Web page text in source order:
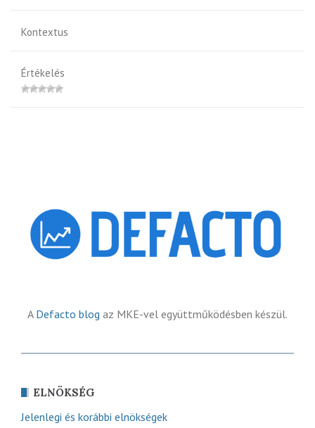
Kontextus
Értékelés
A Defacto blog az MKE-vel együttműködésben készül.
ELNÖKSÉG
Jelenlegi és korábbi elnökségek